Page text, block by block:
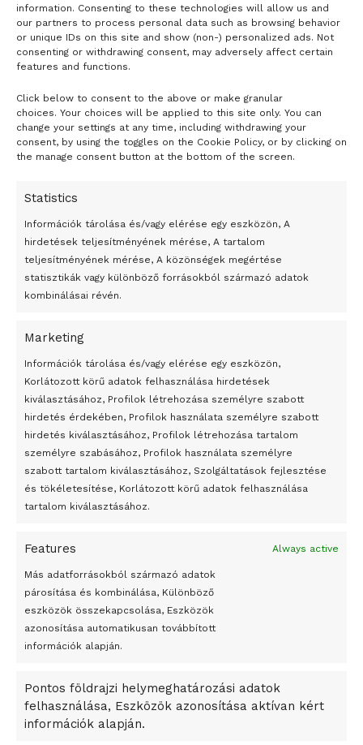
information. Consenting to these technologies will allow us and
our partners to process personal data such as browsing behavior
or unique IDs on this site and show (non-) personalized ads. Not
consenting or withdrawing consent, may adversely affect certain
features and functions.
Click below to consent to the above or make granular
choices. Your choices will be applied to this site only. You can
change your settings at any time, including withdrawing your
consent, by using the toggles on the Cookie Policy, or by clicking on
the manage consent button at the bottom of the screen.
Statistics
Információk tárolása és/vagy elérése egy eszközön, A
hirdetések teljesítményének mérése, A tartalom
teljesítményének mérése, A közönségek megértése
statisztikák vagy különböző forrásokból származó adatok
kombinálásai révén.
Marketing
Információk tárolása és/vagy elérése egy eszközön,
Korlátozott körű adatok felhasználása hirdetések
kiválasztásához, Profilok létrehozása személyre szabott
hirdetés érdekében, Profilok használata személyre szabott
hirdetés kiválasztásához, Profilok létrehozása tartalom
személyre szabásához, Profilok használata személyre
szabott tartalom kiválasztásához, Szolgáltatások fejlesztése
és tökéletesítése, Korlátozott körű adatok felhasználása
tartalom kiválasztásához.
Features Always active
Más adatforrásokból származó adatok
párosítása és kombinálása, Különböző
eszközök összekapcsolása, Eszközök
azonosítása automatikusan továbbított
információk alapján.
Pontos földrajzi helymeghatározási adatok
felhasználása, Eszközök azonosítása aktívan kért
információk alapján.
Hailie Jade ugyanúgy, mint édesapja, Eminem ( született
Marshall Bruce Mathers III, 47 ) nem szívesen beszél
kapcsolatukról a sajtónak, de nemrégiben Eminem Mike
lányára és nagyon jó viszony van köztük. Eminem ez egyik
legvisszahúzódóbb Rap világsztár és sem
párkapcsolatairól sem gyermekeiről nem szívessen beszél
Molnár Anna / Fotó Wenn és Hailie Jade Instagram oldala
Tags: arcmaszk Eminem Hailie Jade Scott
- H I R D E T É S -
Átmenetileg szünetelnek az összecsapások Bahmutnál
Egy vagyonért adták el Banksy művét miután elégették.
Az 1950-ben elhunyt alkotók művei szabadon
felhasználhatóvá válnak
Peking – A visegrádi országok zsidó kulturális örökségét
bemutató fotókiállítás nyílt
Megveszi az osztrák Wienerberger az amerikai Meridian
Bricket
A Startup Campus egyetemi programjainak legjobbjai az
A Ringo Starr új albummal jelentkezik
A Vajdasági Magyar Szövetség államtitkárait kinevezték